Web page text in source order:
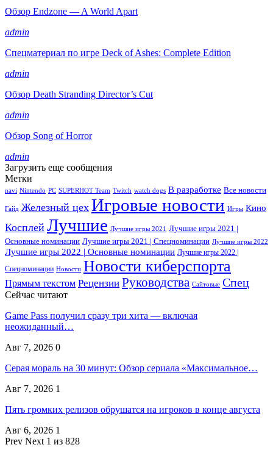
Обзор Endzone — A World Apart
admin
Спецматериал по игре Deck of Ashes: Complete Edition
admin
Обзор Death Stranding Director’s Cut
admin
Обзор Song of Horror
admin
Загрузить еще сообщения
Метки
navi Nintendo PC SUPERHOT Team Twitch watch dogs В разработке Все новости
Гайд Железный цех Игровые новости Игры Кино
Косплей Лучшие Лучшие игры 2021
Лучшие игры 2021 |
Основные номинации Лучшие игры 2021 | Спецноминации Лучшие игры 2022
Лучшие игры 2022 | Основные номинации Лучшие игры 2022 |
Спецноминации Новости Новости киберспорта
Прямым текстом Рецензии Руководства Сайтовые Спец
Сейчас читают
Game Pass получил сразу три хита — включая
неожиданный…
Авг 7, 2026 0
Серая мораль на 30 минут: Обзор сериала «Максимальное…
Авг 7, 2026 1
Пять громких релизов обрушатся на игроков в конце августа
Авг 6, 2026 1
Prev Next 1 из 828